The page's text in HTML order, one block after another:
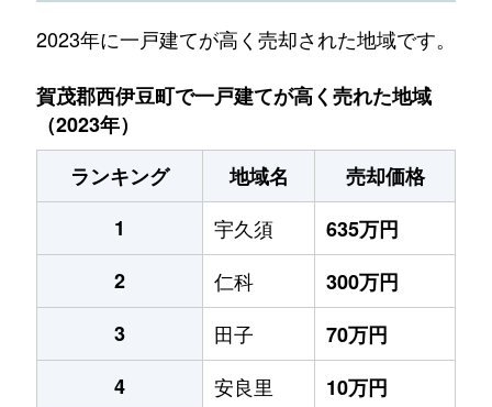
2023年に一戸建てが高く売却された地域です。
賀茂郡西伊豆町で一戸建てが高く売れた地域
（2023年）
ランキング
地域名
売却価格
1
宇久須
635万円
2
仁科
300万円
3
田子
70万円
4
安良里 10万円